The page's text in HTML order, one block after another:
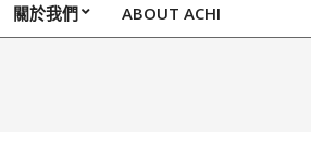
關於我們 ABOUT ACHI